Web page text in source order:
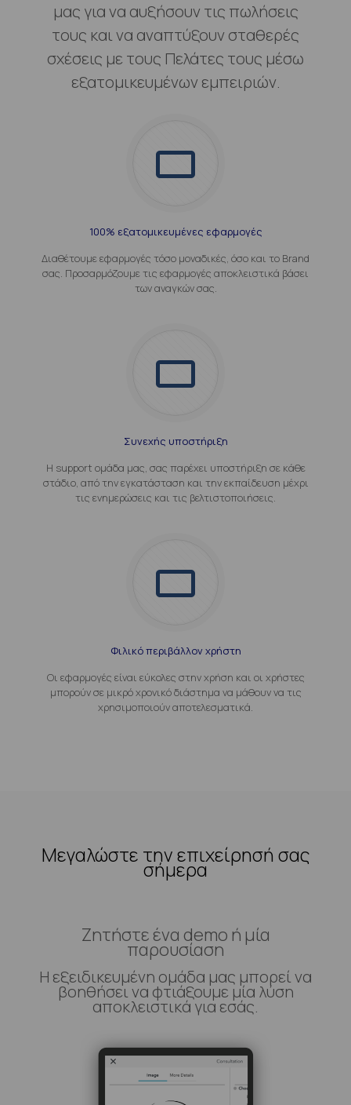
μας για να αυξήσουν τις πωλήσεις
τους και να αναπτύξουν σταθερές
σχέσεις με τους Πελάτες τους μέσω
εξατομικευμένων εμπειριών.
100% εξατομικευμένες εφαρμογές
Διαθέτουμε εφαρμογές τόσο μοναδικές, όσο και το Brand
σας. Προσαρμόζουμε τις εφαρμογές αποκλειστικά βάσει
των αναγκών σας.
Συνεχής υποστήριξη
Η support ομάδα μας, σας παρέχει υποστήριξη σε κάθε
στάδιο, από την εγκατάσταση και την εκπαίδευση μέχρι
τις ενημερώσεις και τις βελτιστοποιήσεις.
Φιλικό περιβάλλον χρήστη
Οι εφαρμογές είναι εύκολες στην χρήση και οι χρήστες
μπορούν σε μικρό χρονικό διάστημα να μάθουν να τις
χρησιμοποιούν αποτελεσματικά.
Μεγαλώστε την επιχείρησή σας
σήμερα
Ζητήστε ένα demo ή μία
παρουσίαση
Η εξειδικευμένη ομάδα μας μπορεί να
βοηθήσει να φτιάξουμε μία λύση
αποκλειστικά για εσάς.